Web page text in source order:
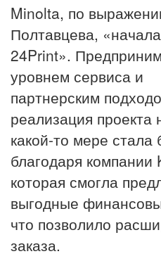
Minolta, по
Полтавцева,
24Print».
уровнем сервиса и
партнерским
реализация
какой-то мере
благодаря компании
которая смогла
выгодные
что позволило
заказа.